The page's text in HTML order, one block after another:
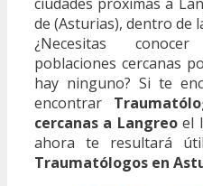
de (Asturias), dentro de
¿Necesitas
poblaciones cercanas
hay ninguno? Si te
encontrar
cercanas a Langreoel
ahora te resultará
Traumatólogos en